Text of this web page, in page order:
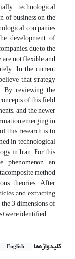
technological
of business on the
companies
development of
due to the
are not flexible and
In the current
that strategy
By reviewing the
of this field
and the newer
emerging in
this research is to
in technological
in Iran. For this
an
method
theories. After
and extracting
3 dimensions of
were identified.
کلیدواژه‌ها English